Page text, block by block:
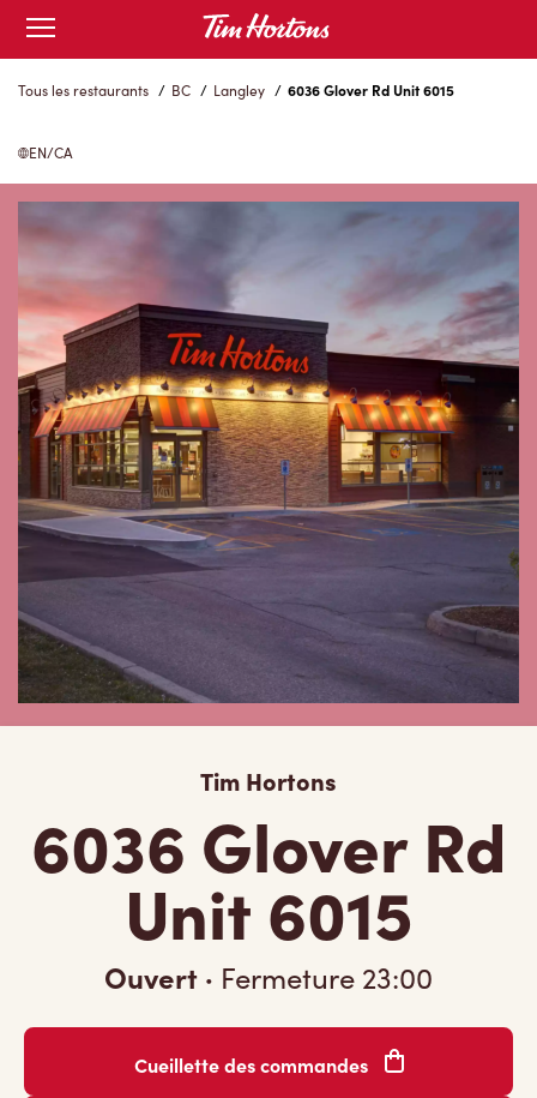
Skip
Content
Open
mobile
menu
Tous les restaurants / BC / Langley / 6036 Glover Rd Unit 6015
EN/CA
Tim Hortons
6036 Glover Rd
Unit 6015
Ouvert · Fermeture 23:00
Cueillette des commandes